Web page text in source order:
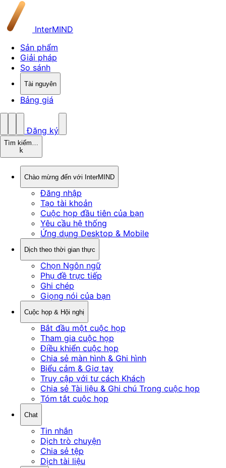
InterMIND
Sản phẩm
Giải pháp
So sánh
Tài nguyên
Bảng giá
Đăng ký
Tìm kiếm…
k
Chào mừng đến với InterMIND
Đăng nhập
Tạo tài khoản
Cuộc họp đầu tiên của bạn
Yêu cầu hệ thống
Ứng dụng Desktop & Mobile
Dịch theo thời gian thực
Chọn Ngôn ngữ
Phụ đề trực tiếp
Ghi chép
Giọng nói của bạn
Cuộc họp & Hội nghị
Bắt đầu một cuộc họp
Tham gia cuộc họp
Điều khiển cuộc họp
Chia sẻ màn hình & Ghi hình
Biểu cảm & Giơ tay
Truy cập với tư cách Khách
Chia sẻ Tài liệu & Ghi chú Trong cuộc họp
Tóm tắt cuộc họp
Chat
Tin nhắn
Dịch trò chuyện
Chia sẻ tệp
Dịch tài liệu